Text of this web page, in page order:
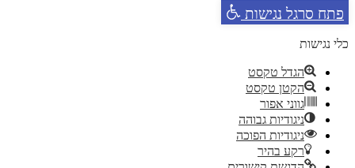
פתח סרגל נגישות
כלי נגישות
הגדל טקסט
הקטן טקסט
גווני אפור
ניגודיות גבוהה
ניגודיות הפוכה
רקע בהיר